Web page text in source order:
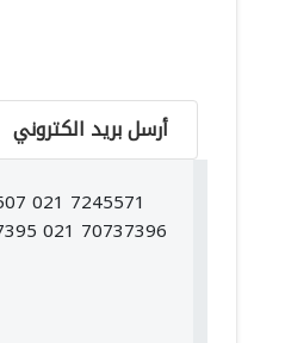
أرسل بريد الكتروني
021 7245571
021 70737396